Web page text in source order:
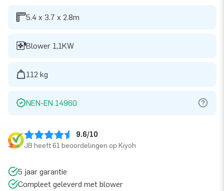
5.4 x 3.7 x 2.8m
Blower 1,1KW
112 kg
NEN-EN 14960
9.6/10
JB heeft 61 beoordelingen op Kiyoh
5 jaar garantie
Compleet geleverd met blower